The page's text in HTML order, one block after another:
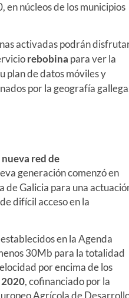
en núcleos de los municipios
activadas podrán
rebobina para ver la
plan de datos móviles y
por la geografía
red de
generación comenzó en
de Galicia para una
difícil acceso en la
en la Agenda
30Mb para la totalidad
por encima de los
2020, cofinanciado por la
Agrícola de